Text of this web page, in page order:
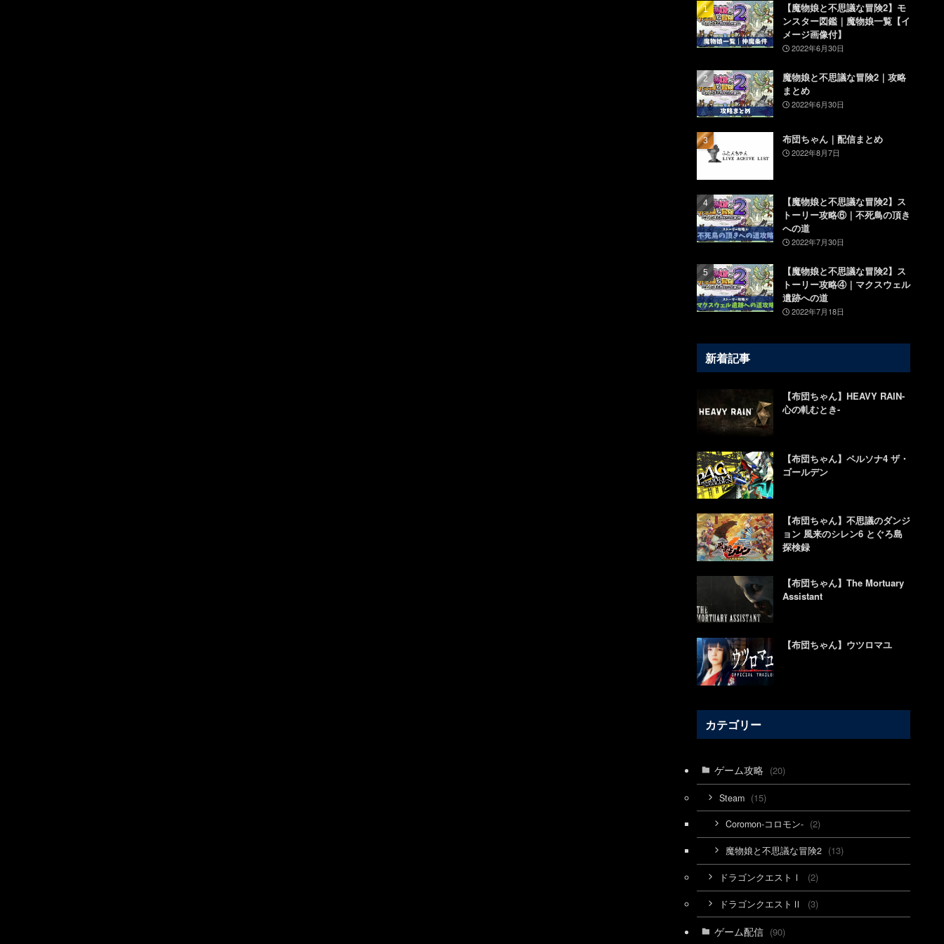
【魔物娘と不思議な冒険2】モ
ンスター図鑑｜魔物娘一覧【イ
メージ画像付】
2022年6月30日
魔物娘と不思議な冒険2｜攻略
まとめ
2022年6月30日
布団ちゃん｜配信まとめ
2022年8月7日
【魔物娘と不思議な冒険2】ス
トーリー攻略⑥｜不死鳥の頂き
への道
2022年7月30日
【魔物娘と不思議な冒険2】ス
トーリー攻略④｜マクスウェル
遺跡への道
2022年7月18日
新着記事
【布団ちゃん】HEAVY RAIN-
心の軋むとき-
【布団ちゃん】ペルソナ4 ザ・
ゴールデン
【布団ちゃん】不思議のダンジ
ョン 風来のシレン6 とぐろ島
探検録
【布団ちゃん】The Mortuary
Assistant
【布団ちゃん】ウツロマユ
カテゴリー
ゲーム攻略 (20)
Steam (15)
Coromon-コロモン- (2)
魔物娘と不思議な冒険2 (13)
ドラゴンクエストⅠ (2)
ドラゴンクエストⅡ (3)
ゲーム配信 (90)